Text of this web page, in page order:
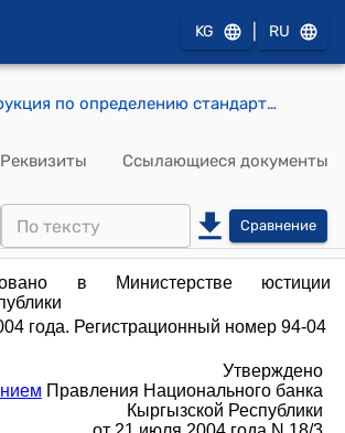
KG RU
Инструкция по определению стандартов адекватности капитала коммерческих банков Кыргызской Республики(утверждена постановлением Правления Национального банка Кыргызской Республики от 21 июля 2004 года № 18/2)
Реквизиты Ссылающиеся документы
Сравнение